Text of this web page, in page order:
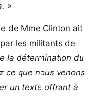
»
de Mme Clinton ait
les militants de
la détermination du
ce que nous venons
un texte offrant à